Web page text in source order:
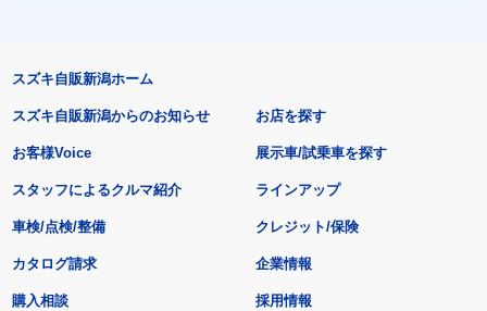
スズキ自販新潟ホーム
スズキ自販新潟からのお知らせ
お客様Voice
スタッフによるクルマ紹介
お店を探す
展示車/試乗車を探す
ラインアップ
車検/点検/整備 クレジット/保険
カタログ請求
購入相談
企業情報
採用情報